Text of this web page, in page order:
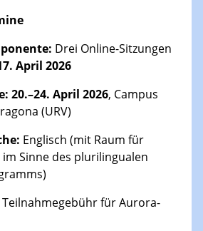
Kulturen basiert. Dabei
dass sprachliche
Vielfalt einen Wert für
Studierende und die
Drei Online-Sitzungen
April 2026
20.–24. April 2026, Campus
(URV)